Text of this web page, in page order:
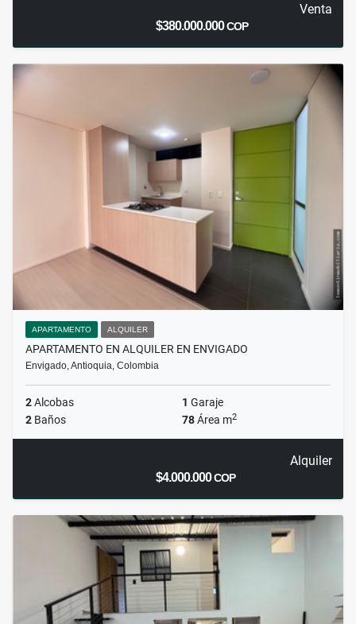
Venta
$380.000.000COP
APARTAMENTO ALQUILER
APARTAMENTO EN ALQUILER EN ENVIGADO
Envigado, Antioquia, Colombia
2Alcobas 1 Garaje
2 Baños 78Área m2
Alquiler
$4.000.000COP